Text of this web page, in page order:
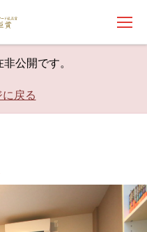
公開です。
に戻る